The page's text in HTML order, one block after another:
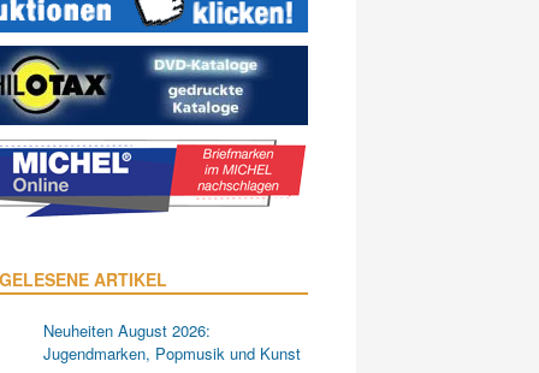
ARTIKEL
Neuheiten August 2026:
Jugendmarken, Popmusik und Kunst